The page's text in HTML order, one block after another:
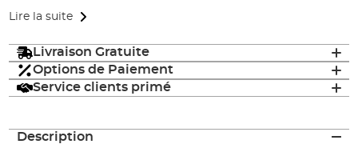
Lire la suite
Livraison Gratuite
Options de Paiement
Service clients primé
Description